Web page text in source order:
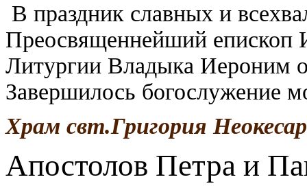
В праздник славных и
Преосвященнейший епископ
Литургии Владыка Иероним
Завершилось богослужение
Храм свт.Григория
Апостолов Петра и